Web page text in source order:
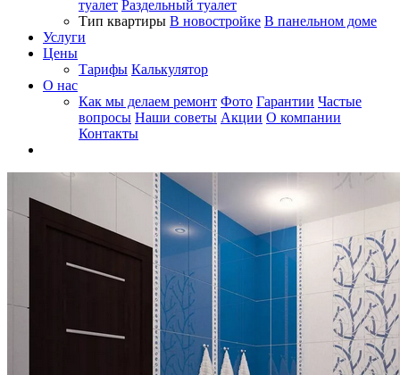
туалет Раздельный туалет
Тип квартиры В новостройке В панельном доме
Услуги
Цены
Тарифы Калькулятор
О нас
Как мы делаем ремонт Фото Гарантии Частые
вопросы Наши советы Акции О компании
Контакты